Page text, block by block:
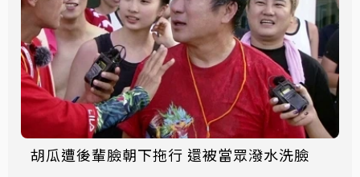
胡瓜遭後輩臉朝下拖行 還被當眾潑水洗臉